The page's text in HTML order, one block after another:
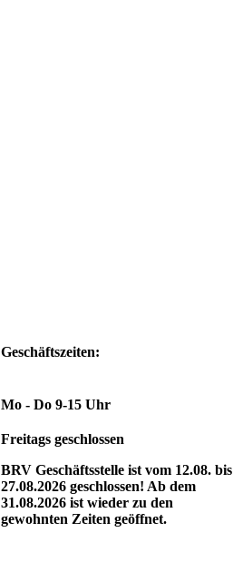
Geschäftszeiten:
Mo - Do 9-15 Uhr
Freitags geschlossen
BRV Geschäftsstelle ist vom 12.08. bis
27.08.2026 geschlossen! Ab dem
31.08.2026 ist wieder zu den
gewohnten Zeiten geöffnet.